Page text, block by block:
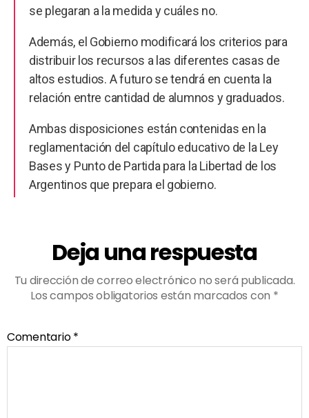
se plegaran a la medida y cuáles no.
Además, el Gobierno modificará los criterios para
distribuir los recursos a las diferentes casas de
altos estudios. A futuro se tendrá en cuenta la
relación entre cantidad de alumnos y graduados.
Ambas disposiciones están contenidas en la
reglamentación del capítulo educativo de la Ley
Bases y Punto de Partida para la Libertad de los
Argentinos que prepara el gobierno.
Deja una respuesta
Tu dirección de correo electrónico no será publicada.
Los campos obligatorios están marcados con *
Comentario*